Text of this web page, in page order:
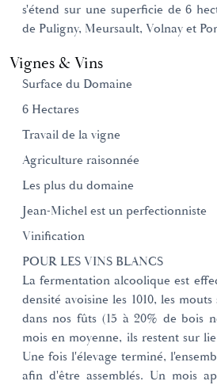
s'étend sur une superficie de 6
de Puligny, Meursault, Volnay et
Vignes & Vins
Surface du Domaine
6 Hectares
Travail de la vigne
Agriculture raisonnée
Les plus du domaine
Jean-Michel est un perfectionniste
Vinification
POUR LES VINS BLANCS
La fermentation alcoolique est
densité avoisine les 1010, les
dans nos fûts (15 à 20% de bois
mois en moyenne, ils restent sur
Une fois l'élevage terminé,
afin d'être assemblés. Un mois